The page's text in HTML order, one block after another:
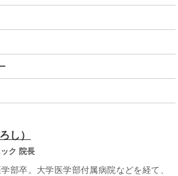
し）
ク 院長
部卒。大学医学部付属病院などを経て、